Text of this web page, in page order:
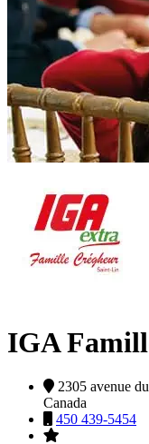
IGA
2305 avenue
Canada
450 439-5454